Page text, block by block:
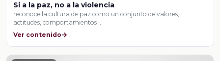
Si a la paz, no a la violencia
reconoce la cultura de paz como un conjunto de valores,
actitudes, comportamientos …
Ver contenido